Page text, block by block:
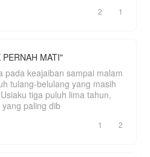
2 1
PERNAH MATI"
pada keajaiban sampai malam
tulang-belulang yang masih
paling dib
1 2